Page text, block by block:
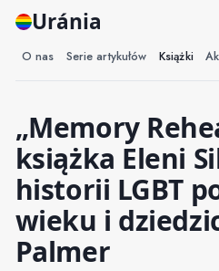
Uránia
O nas Serie artykułów Książki
„Memory
książka Eleni
historii LGBT
wieku i
Palmer